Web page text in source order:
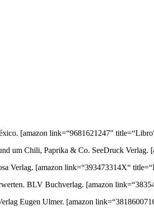
[amazon link=“9681621247″
um Chili, Paprika & Co. SeeDruck Verlag.
Verlag. [amazon link=“393473314X“
BLV Buchverlag. [amazon
Eugen Ulmer. [amazon